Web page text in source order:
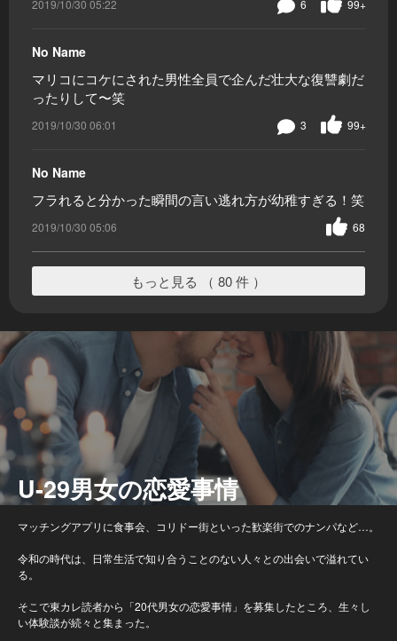
2019/10/30 05:22 99+
6
No Name
マリコにコケにされた男性全員で企んだ壮大な復讐劇だ
ったりして〜笑
2019/10/30 06:01 99+
3
No Name
フラれると分かった瞬間の言い逃れ方が幼稚すぎる！笑
2019/10/30 05:06 68
もっと見る （ 80 件 ）
U-29男女の恋愛事情
マッチングアプリに食事会、コリドー街といった歓楽街でのナンパなど…。
令和の時代は、日常生活で知り合うことのない人々との出会いで溢れてい
る。
そこで東カレ読者から「20代男女の恋愛事情」を募集したところ、生々し
い体験談が続々と集まった。